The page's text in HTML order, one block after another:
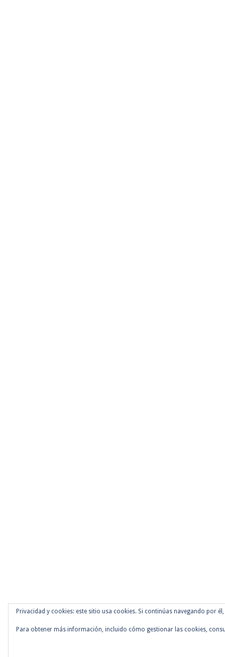
Privacidad y cookies: este sitio usa cookies. Si continúas navegando por
Para obtener más información, incluido cómo gestionar las cookies,